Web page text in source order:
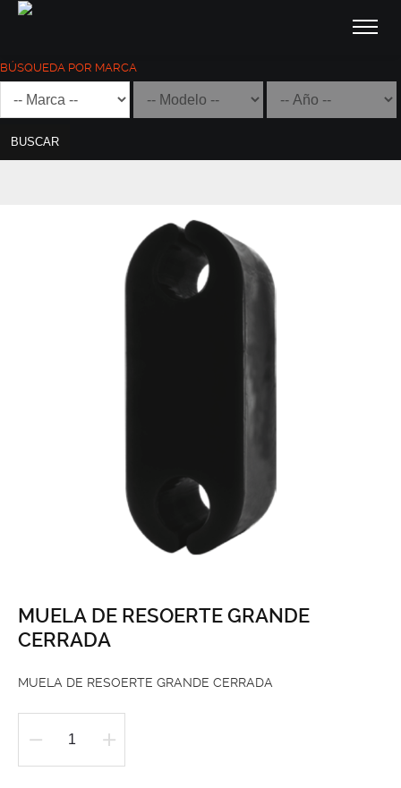
BÚSQUEDA POR MARCA
BUSCAR
MUELA DE RESOERTE GRANDE
CERRADA
MUELA DE RESOERTE GRANDE CERRADA
MUELA